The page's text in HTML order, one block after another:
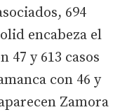
694
encabeza el
47 y 613 casos
con 46 y
Zamora